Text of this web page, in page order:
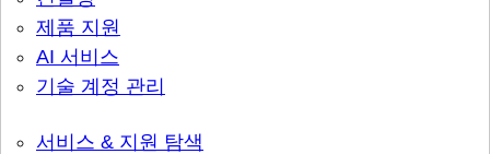
제품 지원
AI 서비스
기술 계정 관리
서비스 & 지원 탐색